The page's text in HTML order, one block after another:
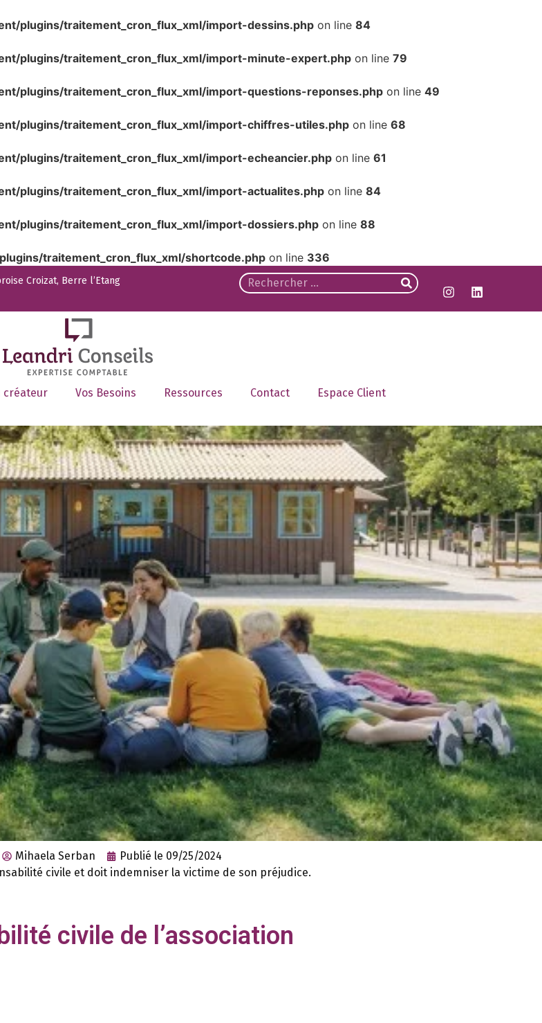
plugins/traitement_cron_flux_xml/import-dessins.php on line 84
plugins/traitement_cron_flux_xml/import-minute-expert.php on line 79
plugins/traitement_cron_flux_xml/import-questions-reponses.php on line 49
plugins/traitement_cron_flux_xml/import-chiffres-utiles.php on line 68
plugins/traitement_cron_flux_xml/import-echeancier.php on line 61
plugins/traitement_cron_flux_xml/import-actualites.php on line 84
plugins/traitement_cron_flux_xml/import-dossiers.php on line 88
traitement_cron_flux_xml/shortcode.php on line 336
Croizat, Berre l’Etang
créateur Vos Besoins Ressources Contact Espace Client
Mihaela Serban Publié le 09/25/2024
civile et doit indemniser la victime de son préjudice.
civile de l’association